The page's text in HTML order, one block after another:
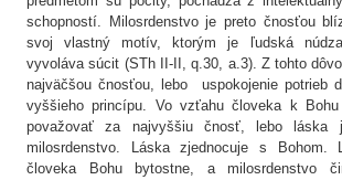
schopností. Milosrdenstvo je preto čnosťou
svoj vlastný motív, ktorým je ľudská
vyvoláva súcit (STh II-II, q.30, a.3). Z tohto
najväčšou čnosťou, lebo uspokojenie potrieb
vyššieho princípu. Vo vzťahu človeka k
považovať za najvyššiu čnosť, lebo láska
milosrdenstvo. Láska zjednocuje s Bohom.
človeka Bohu bytostne, a milosrdenstvo